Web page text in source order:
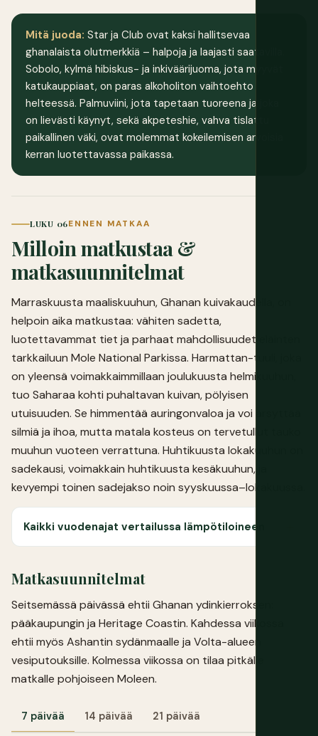
Mitä juoda: Star ja Club ovat kaksi hallitsevaa
ghanalaista olutmerkkiä – halpoja ja laajasti saatavilla.
Sobolo, kylmä hibiskus- ja inkiväärijuoma, jota myyvät
katukauppiaat, on paras alkoholiton vaihtoehto
helteessä. Palmuviini, jota tapetaan tuoreena ja joka
on lievästi käynyt, sekä akpeteshie, vahva tislattu
paikallinen väki, ovat molemmat kokeilemisen arvoisia
kerran luotettavassa paikassa.
LUKU 06ENNEN MATKAA
Milloin matkustaa &
matkasuunnitelmat
Marraskuusta maaliskuuhun, Ghanan kuivakaudella, on
helpoin aika matkustaa: vähiten sadetta,
luotettavammat tiet ja parhaat mahdollisuudet eläinten
tarkkailuun Mole National Parkissa. Harmattan-tuuli, joka
on yleensä voimakkaimmillaan joulukuusta helmikuuhun,
tuo Saharaa kohti puhaltavan kuivan, pölyisen
utuisuuden. Se himmentää auringonvaloa ja voi ärsyttää
silmiä ja ihoa, mutta matala kosteus on tervetullut tauko
muuhun vuoteen verrattuna. Huhtikuusta lokakuuhun on
sadekausi, voimakkain huhtikuusta kesäkuuhun, ja
kevyempi toinen sadejakso noin syyskuussa–lokakuussa.
Kaikki vuodenajat vertailussa lämpötiloineen
Matkasuunnitelmat
Seitsemässä päivässä ehtii Ghanan ydinkierroksen:
pääkaupungin ja Heritage Coastin. Kahdessa viikossa
ehtii myös Ashantin sydänmaalle ja Volta-alueen
vesiputouksille. Kolmessa viikossa on tilaa pitkälle
matkalle pohjoiseen Moleen.
7 päivää 14 päivää 21 päivää